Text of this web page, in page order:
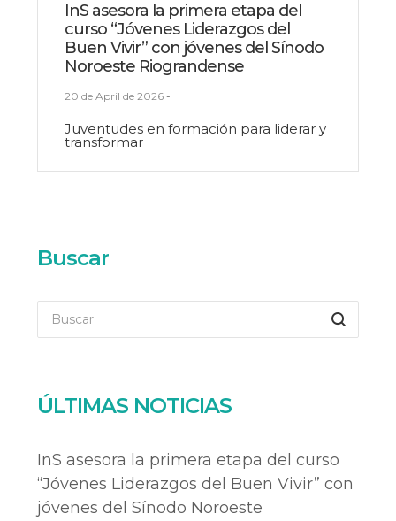
InS asesora la primera etapa del
curso “Jóvenes Liderazgos del
Buen Vivir” con jóvenes del Sínodo
Noroeste Riograndense
20 de April de 2026 -
Juventudes en formación para liderar y
transformar
Buscar
ÚLTIMAS NOTICIAS
InS asesora la primera etapa del curso
“Jóvenes Liderazgos del Buen Vivir” con
jóvenes del Sínodo Noroeste